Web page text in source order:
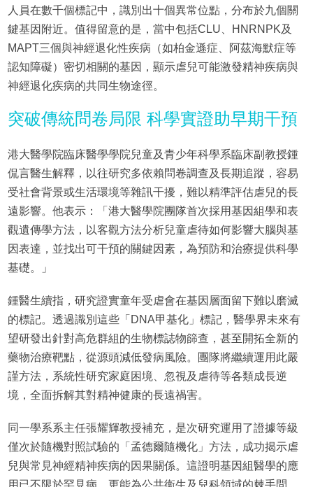
人員在數千個標記中，識別出十個異常位點，分布於九個關
鍵基因附近。值得留意的是，當中包括CLU、HNRNPK及
MAPT三個與神經退化性疾病（如柏金遜症、阿茲海默症等
認知障礙）密切相關的基因，顯示虐兒可能激發精神疾病與
神經退化疾病的共同生物途徑。
突破傳統問卷局限 科學實證助早期干預
港大醫學院臨床醫學學院兒童及青少年科學系臨床副教授鍾
侃言醫生解釋，以往研究多依賴問卷調查及長期追蹤，容易
受社會背景或生活環境等雜訊干擾，難以精準評估虐兒的長
遠影響。他表示：「港大醫學院團隊首次採用基因組學和表
觀遺傳學方法，以客觀方法分析兒童虐待如何影響大腦與基
因表達，並找出可干預的關鍵因素，為預防和治療提供科學
基礎。」
鍾醫生續指，研究證實童年受虐會在基因層面留下難以磨滅
的標記。透過識別這些「DNA甲基化」標記，醫學界未來有
望研發出針對高危群組的生物標誌物篩查，甚至開拓全新的
藥物治療靶點，從源頭減低發病風險。團隊將繼續運用此嚴
謹方法，系統性研究家庭困境、忽視及虐待等各類成長逆
境，全面拆解其對精神健康的長遠禍害。
同一學系系主任張耀輝教授補充，是次研究運用了證據等級
僅次於隨機對照試驗的「孟德爾隨機化」方法，成功揭示虐
兒與常見神經精神疾病的因果關係。這證明基因組醫學的應
用已不限於罕見病，更能為公共衞生及兒科領域的棘手問